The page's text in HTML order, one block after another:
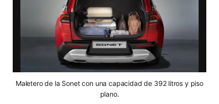
Maletero de la Sonet con una capacidad de 392 litros y piso
plano.